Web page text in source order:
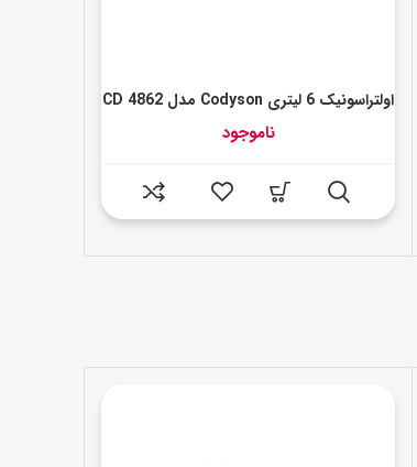
اولتراسونیک 6 لیتری Codyson مدل CD 4862
ناموجود